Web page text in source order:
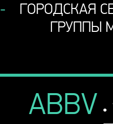
ГОРОДСКАЯ
ГРУППЫ
ABBV .